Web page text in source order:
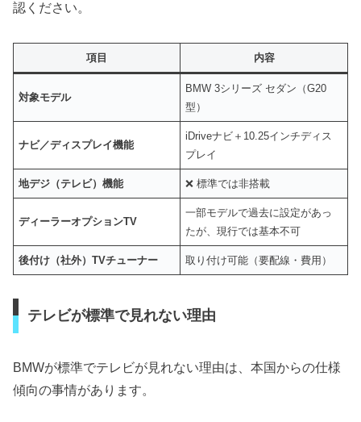
認ください。
項目 内容
対象モデル
BMW 3シリーズ セダン（G20
型）
ナビ／ディスプレイ機能
iDriveナビ＋10.25インチディス
プレイ
地デジ（テレビ）機能 ❌ 標準では非搭載
ディーラーオプションTV
一部モデルで過去に設定があっ
たが、現行では基本不可
後付け（社外）TVチューナー 取り付け可能（要配線・費用）
テレビが標準で見れない理由
BMWが標準でテレビが見れない理由は、本国からの仕様
傾向の事情があります。